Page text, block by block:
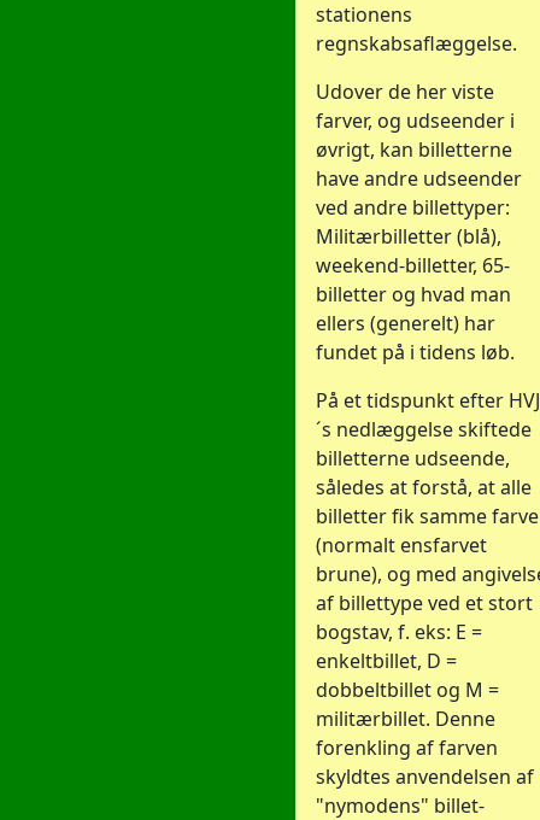
stationens
regnskabsaflæggelse.
Udover de her viste
farver, og udseender i
øvrigt, kan billetterne
have andre udseender
ved andre billettyper:
Militærbilletter (blå),
weekend-billetter, 65-
billetter og hvad man
ellers (generelt) har
fundet på i tidens løb.
På et tidspunkt efter HVJ
´s nedlæggelse skiftede
billetterne udseende,
således at forstå, at alle
billetter fik samme farve
(normalt ensfarvet
brune), og med
af billettype ved et stort
bogstav, f. eks: E =
enkeltbillet, D =
dobbeltbillet og M =
militærbillet. Denne
forenkling af farven
skyldtes anvendelsen af
"nymodens" billet-